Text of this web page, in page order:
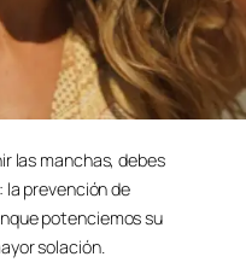
las manchas, debes
prevención de
potenciemos su
solación.